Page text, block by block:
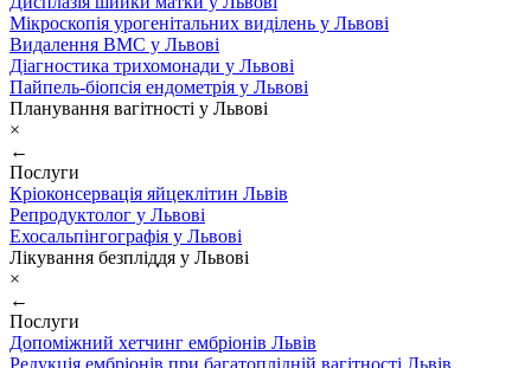
Мікроскопія урогенітальних виділень у Львові
Видалення ВМС у Львові
Діагностика трихомонади у Львові
Пайпель-біопсія ендометрія у Львові
Планування вагітності у Львові
×
←
Послуги
Кріоконсервація яйцеклітин Львів
Репродуктолог у Львові
Ехосальпінгографія у Львові
Лікування безпліддя у Львові
×
←
Послуги
Допоміжний хетчинг ембріонів Львів
Редукція ембріонів при багатоплідній вагітності Львів